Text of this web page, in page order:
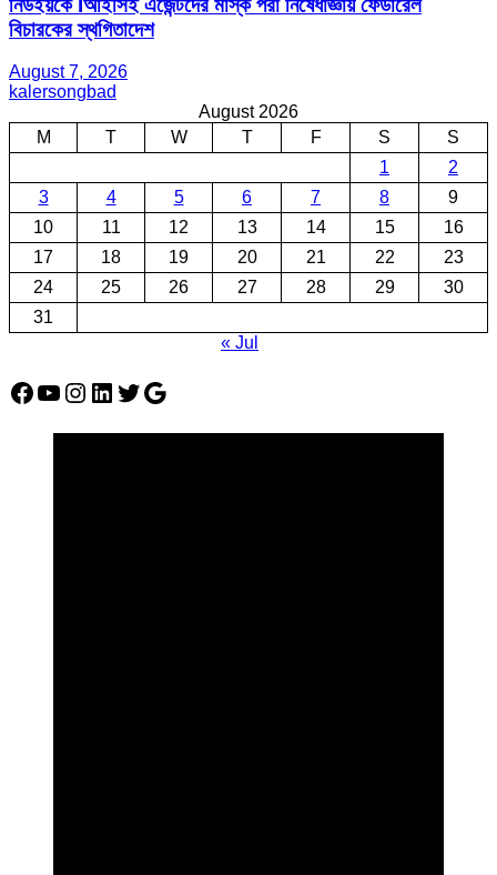
বিচারকের স্থগিতাদেশ
August 7, 2026
kalersongbad
August 2026
M
T W T F S
S
1
2
3
4 5 6 7 8
9
10
11 12 13 14 15
16
17
18 19 20 21 22
23
24
25 26 27 28 29
30
31
« Jul
Facebook
YouTube
Instagram
LinkedIn
Twitter
Google